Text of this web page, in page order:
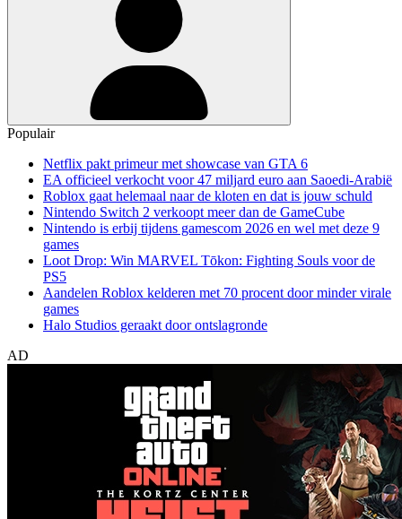
Populair
Netflix pakt primeur met showcase van GTA 6
EA officieel verkocht voor 47 miljard euro aan Saoedi-Arabië
Roblox gaat helemaal naar de kloten en dat is jouw schuld
Nintendo Switch 2 verkoopt meer dan de GameCube
Nintendo is erbij tijdens gamescom 2026 en wel met deze 9
games
Loot Drop: Win MARVEL Tōkon: Fighting Souls voor de
PS5
Aandelen Roblox kelderen met 70 procent door minder virale
games
Halo Studios geraakt door ontslagronde
AD